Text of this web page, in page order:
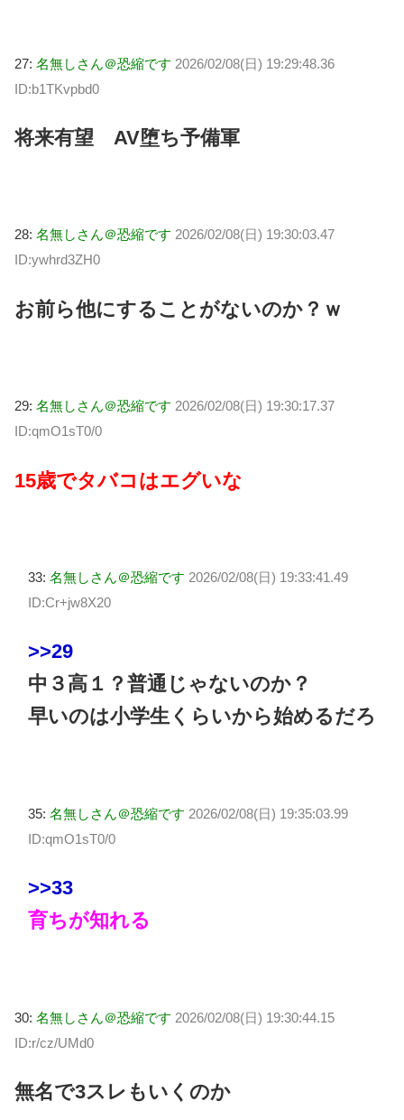
27: 名無しさん＠恐縮です 2026/02/08(日) 19:29:48.36
ID:b1TKvpbd0
将来有望 AV堕ち予備軍
28: 名無しさん＠恐縮です 2026/02/08(日) 19:30:03.47
ID:ywhrd3ZH0
お前ら他にすることがないのか？ｗ
29: 名無しさん＠恐縮です 2026/02/08(日) 19:30:17.37
ID:qmO1sT0/0
15歳でタバコはエグいな
33: 名無しさん＠恐縮です 2026/02/08(日) 19:33:41.49
ID:Cr+jw8X20
>>29
中３高１？普通じゃないのか？
早いのは小学生くらいから始めるだろ
35: 名無しさん＠恐縮です 2026/02/08(日) 19:35:03.99
ID:qmO1sT0/0
>>33
育ちが知れる
30: 名無しさん＠恐縮です 2026/02/08(日) 19:30:44.15
ID:r/cz/UMd0
無名で3スレもいくのか